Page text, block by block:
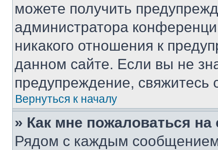
можете получить
администратора
никакого отношения к
данном сайте. Если вы не
предупреждение,
Вернуться к началу
» Как мне пожаловаться
Рядом с каждым сообщением